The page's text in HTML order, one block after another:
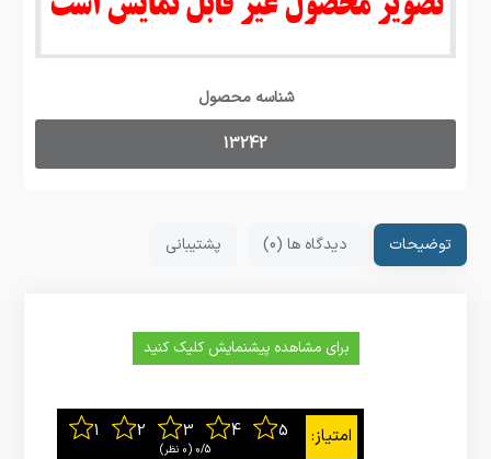
شناسه محصول
13242
توضیحات دیدگاه ها (0) پشتیبانی
برای مشاهده پیشنمایش کلیک کنید
0/5 ‫(0 نظر)